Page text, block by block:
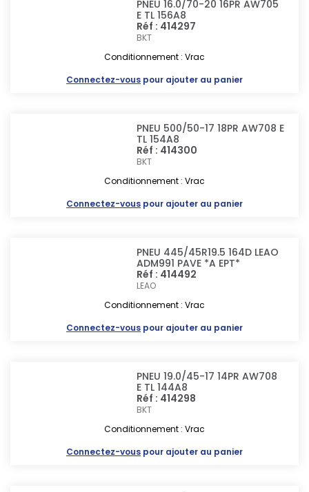
PNEU 16.0/70-20 16PR AW705
E TL 156A8
Réf : 414297
BKT
Conditionnement : Vrac
Connectez-vous pour ajouter au panier
PNEU 500/50-17 18PR AW708 E
TL 154A8
Réf : 414300
BKT
Conditionnement : Vrac
Connectez-vous pour ajouter au panier
PNEU 445/45R19.5 164D LEAO
ADM991 PAVE *A EPT*
Réf : 414492
LEAO
Conditionnement : Vrac
Connectez-vous pour ajouter au panier
PNEU 19.0/45-17 14PR AW708
E TL 144A8
Réf : 414298
BKT
Conditionnement : Vrac
Connectez-vous pour ajouter au panier